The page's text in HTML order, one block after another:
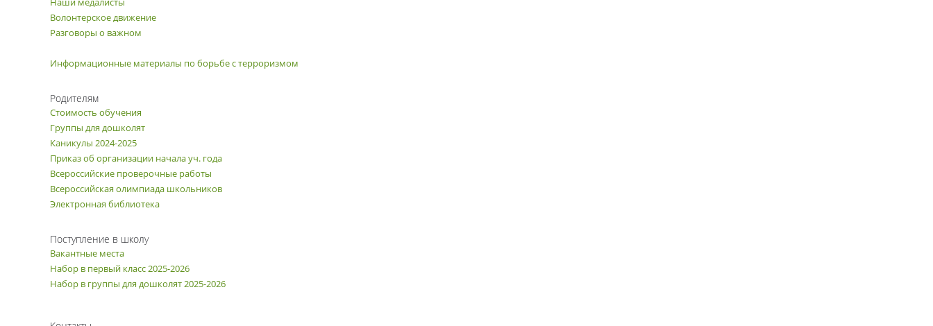
Волонтерское движение
Разговоры о важном
Информационные материалы по борьбе с терроризмом
Родителям
Стоимость обучения
Группы для дошколят
Каникулы 2024-2025
Приказ об организации начала уч. года
Всероссийские проверочные работы
Всероссийская олимпиада школьников
Электронная библиотека
Поступление в школу
Вакантные места
Набор в первый класс 2025-2026
Набор в группы для дошколят 2025-2026